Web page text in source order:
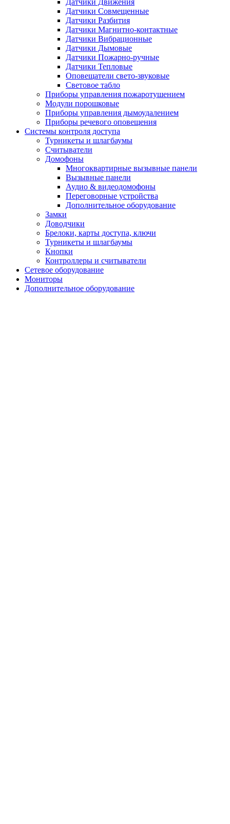
Датчики Совмещенные
Датчики Разбития
Датчики Магнитно-контактные
Датчики Вибрационные
Датчики Дымовые
Датчики Пожарно-ручные
Датчики Тепловые
Оповещатели свето-звуковые
Световое табло
Приборы управления пожаротушением
Модули порошковые
Приборы управления дымоудалением
Приборы речевого оповещения
Системы контроля доступа
Турникеты и шлагбаумы
Cчитыватели
Домофоны
Многоквартирные вызывные панели
Вызывные панели
Аудио & видеодомофоны
Переговорные устройства
Дополнительное оборудование
Замки
Доводчики
Брелоки, карты доступа, ключи
Турникеты и шлагбаумы
Кнопки
Контроллеры и считыватели
Сетевое оборудование
Мониторы
Дополнительное оборудование